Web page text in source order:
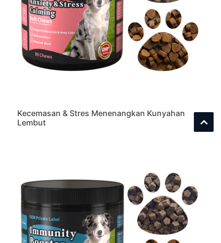
Kecemasan & Stres Menenangkan Kunyahan
Lembut